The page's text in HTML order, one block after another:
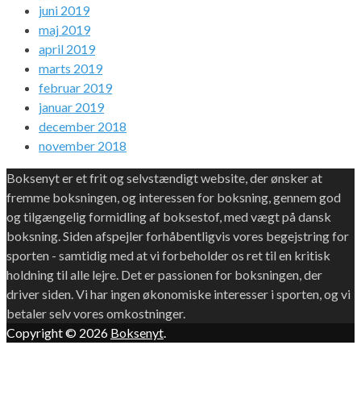
juni 2019
maj 2019
april 2019
marts 2019
februar 2019
januar 2019
december 2018
november 2018
Boksenyt er et frit og selvstændigt website, der ønsker at
fremme boksningen, og interessen for boksning, gennem god
og tilgængelig formidling af boksestof, med vægt på dansk
boksning. Siden afspejler forhåbentligvis vores begejstring for
sporten - samtidig med at vi forbeholder os ret til en kritisk
holdning til alle lejre. Det er passionen for boksningen, der
driver siden. Vi har ingen økonomiske interesser i sporten, og vi
betaler selv vores omkostninger.
Copyright © 2026 Boksenyt.